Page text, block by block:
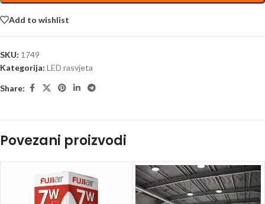
Add to wishlist
SKU: 1749
Kategorija: LED rasvjeta
Share:
Povezani proizvodi